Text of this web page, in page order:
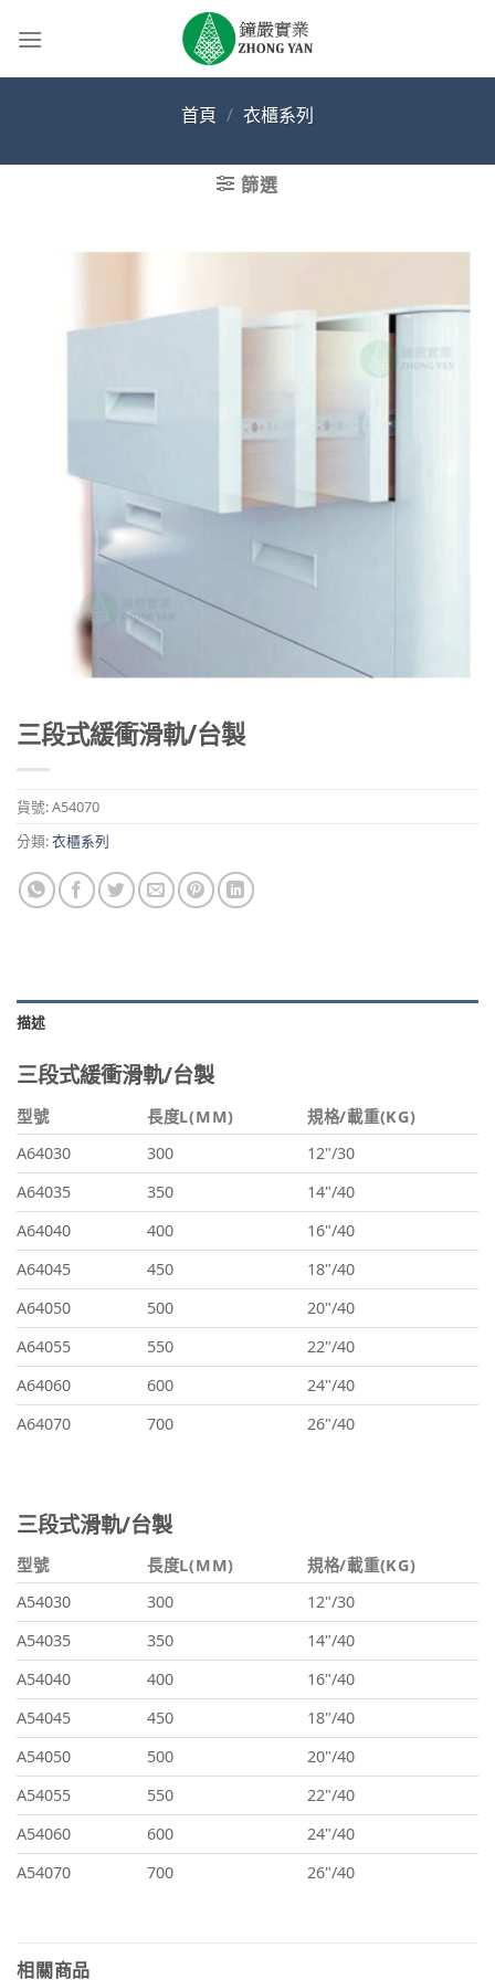
首頁 / 衣櫃系列
篩選
三段式緩衝滑軌/台製
貨號:A54070
分類:衣櫃系列
描述
三段式緩衝滑軌/台製
型號 長度L(MM)
規格/載重(KG)
A64030
300
12"/30
A64035
350
14"/40
A64040
400
16"/40
A64045
450
18"/40
A64050
500
20"/40
A64055
550
22"/40
A64060
600
24"/40
A64070
700 26"/40
三段式滑軌/台製
型號 長度L(MM)
規格/載重(KG)
A54030
300
12"/30
A54035
350
14"/40
A54040
400
16"/40
A54045
450
18"/40
A54050
500
20"/40
A54055
550
22"/40
A54060
600
24"/40
A54070
700 26"/40
相關商品